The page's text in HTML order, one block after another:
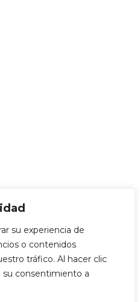
su experiencia de
o contenidos
tráfico. Al hacer clic
su consentimiento a